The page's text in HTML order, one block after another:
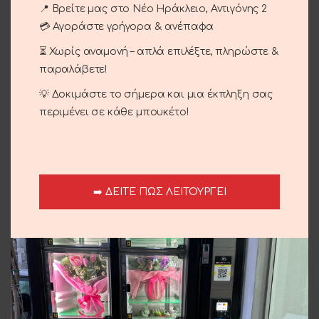
Κωδικός προϊόντος:16-18
Κατηγορίες: Δώρα , Περιστάσεις, Αγίου Βαλεντίνου
Γενέθλια - Γιορτή
Επέτειος Έρωτας
Share:
Περιγραφή
📍 Βρείτε μας στο Νέο Ηράκλειο, Αντιγόνης 2
💳 Αγοράστε γρήγορα & ανέπαφα
⏳ Χωρίς αναμονή – απλά επιλέξτε, πληρώστε &
παραλάβετε!
💡 Δοκιμάστε το σήμερα και μια έκπληξη σας
περιμένει σε κάθε μπουκέτο!
➡️ ΔΕΙΤΕ ΠΩΣ ΛΕΙΤΟΥΡΓΕΙ